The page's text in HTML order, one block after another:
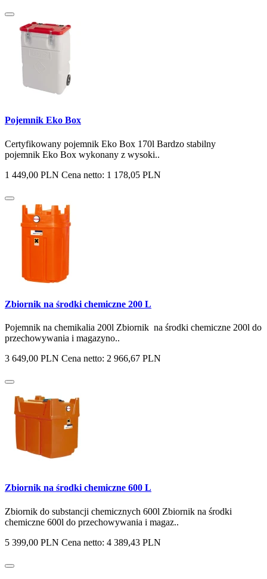
Pojemnik Eko Box
Certyfikowany pojemnik Eko Box 170l Bardzo stabilny
pojemnik Eko Box wykonany z wysoki..
1 449,00 PLN Cena netto: 1 178,05 PLN
Zbiornik na środki chemiczne 200 L
Pojemnik na chemikalia 200l Zbiornik na środki chemiczne 200l do
przechowywania i magazyno..
3 649,00 PLN Cena netto: 2 966,67 PLN
Zbiornik na środki chemiczne 600 L
Zbiornik do substancji chemicznych 600l Zbiornik na środki
chemiczne 600l do przechowywania i magaz..
5 399,00 PLN Cena netto: 4 389,43 PLN